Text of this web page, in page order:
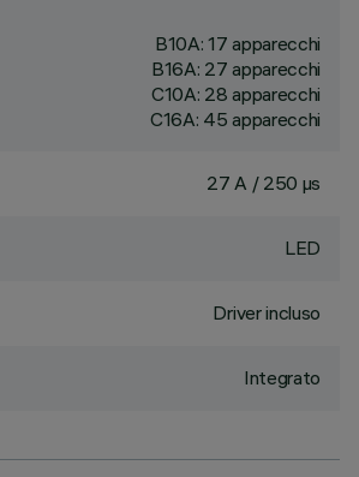
B10A: 17 apparecchi
B16A: 27 apparecchi
C10A: 28 apparecchi
C16A: 45 apparecchi
27 A / 250 µs
LED
Driver incluso
Integrato